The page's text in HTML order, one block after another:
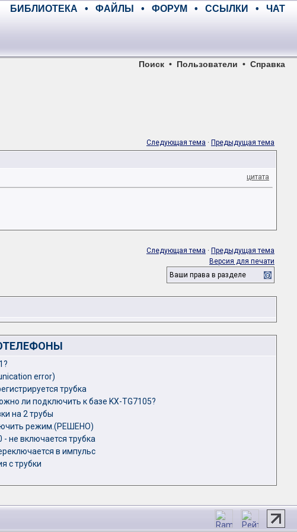
БИБЛИОТЕКА • ФАЙЛЫ • ФОРУМ • ССЫЛКИ • ЧАТ
Поиск • Пользователи • Справка
Следующая тема · Предыдущая тема
цитата
Следующая тема · Предыдущая тема
Версия для печати
Ваши права в разделе
error)
трубка
ли подключить к базе KX-TG7105?
на 2 трубы
режим.(РЕШЕНО)
не включается трубка
в импульс
с трубки